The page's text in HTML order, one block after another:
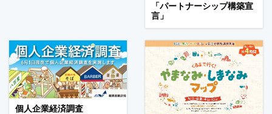
「パートナーシップ構築宣
言」
個人企業経済調査